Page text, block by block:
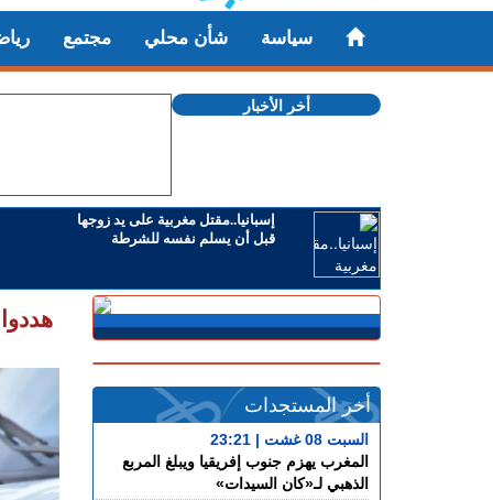
مجتمع شأن محلي سياسة
أخر الأخبار
إسبانيا..مقتل مغربية على يد زوجها
قبل أن يسلم نفسه للشرطة
أخر المستجدات
السبت 08 غشت | 23:21
المغرب يهزم جنوب إفريقيا ويبلغ المربع
الذهبي لـ«كان السيدات»